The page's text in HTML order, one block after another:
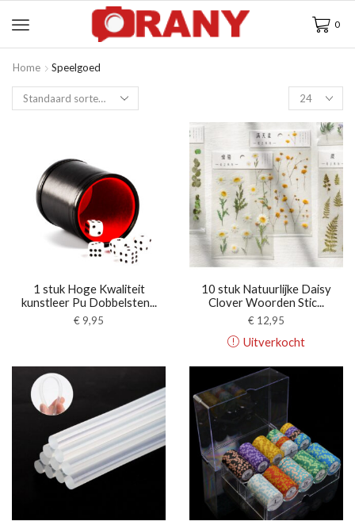
0
Home Speelgoed
1 stuk Hoge Kwaliteit
kunstleer Pu Dobbelsten...
€ 9,95
10 stuk Natuurlijke Daisy
Clover Woorden Stic...
€ 12,95
Uitverkocht